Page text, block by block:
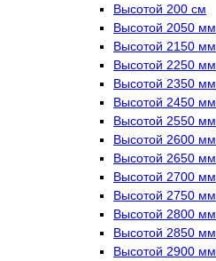
Высотой 200 см
Высотой 2050 мм
Высотой 2150 мм
Высотой 2250 мм
Высотой 2350 мм
Высотой 2450 мм
Высотой 2550 мм
Высотой 2600 мм
Высотой 2650 мм
Высотой 2700 мм
Высотой 2750 мм
Высотой 2800 мм
Высотой 2850 мм
Высотой 2900 мм